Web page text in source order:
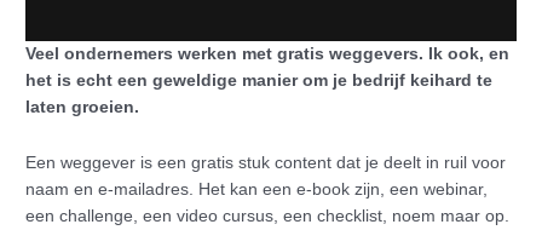
Veel ondernemers werken met gratis weggevers. Ik ook, en
het is echt een geweldige manier om je bedrijf keihard te
laten groeien.
Een weggever is een gratis stuk content dat je deelt in ruil voor
naam en e-mailadres. Het kan een e-book zijn, een webinar,
een challenge, een video cursus, een checklist, noem maar op.